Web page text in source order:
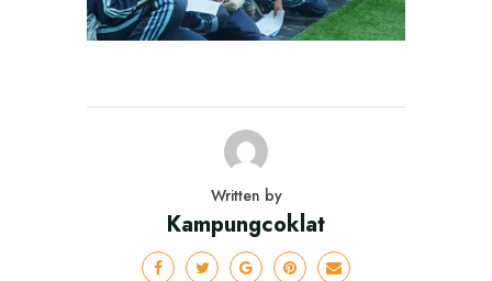
Written by
Kampungcoklat